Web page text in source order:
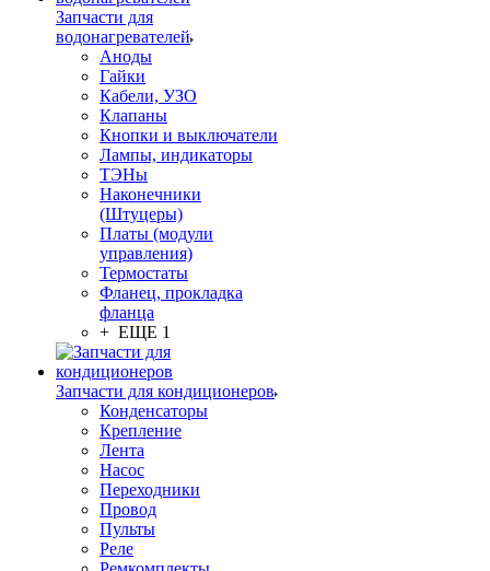
Запчасти для
водонагревателей
Аноды
Гайки
Кабели, УЗО
Клапаны
Кнопки и выключатели
Лампы, индикаторы
ТЭНы
Наконечники
(Штуцеры)
Платы (модули
управления)
Термостаты
Фланец, прокладка
фланца
+ ЕЩЕ 1
Запчасти для кондиционеров
Конденсаторы
Крепление
Лента
Насос
Переходники
Провод
Пульты
Реле